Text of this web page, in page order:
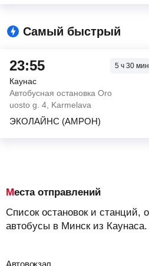
Самый быстрый
23:55 5 ч 30 мин
Каунас
Автобусная остановка Oro
uosto g. 4, Karmelava
ЭКОЛАЙНС (АМРОН)
Места отправлений
Список остановок и станций, откуда отправляются
автобусы в Минск из Каунаса.
Автовокзал